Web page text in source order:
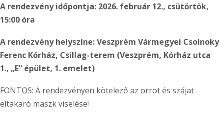
A rendezvény időpontja: 2026. február 12., csütörtök,
15:00 óra
A rendezvény helyszíne: Veszprém Vármegyei Csolnoky
Ferenc Kórház, Csillag-terem (Veszprém, Kórház utca
1., „E” épület, 1. emelet)
FONTOS: A rendezvényen kötelező az orrot és szájat
eltakaró maszk viselése!